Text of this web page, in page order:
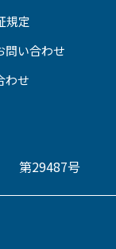
規定
問い合わせ
わせ
第29487号